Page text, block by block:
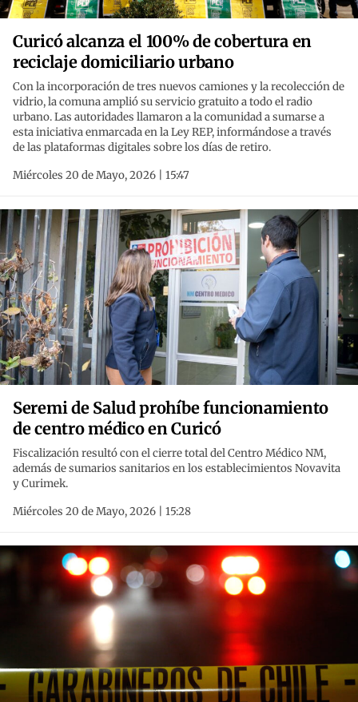
Curicó alcanza el 100% de cobertura en
reciclaje domiciliario urbano
Con la incorporación de tres nuevos camiones y la recolección de
vidrio, la comuna amplió su servicio gratuito a todo el radio
urbano. Las autoridades llamaron a la comunidad a sumarse a
esta iniciativa enmarcada en la Ley REP, informándose a través
de las plataformas digitales sobre los días de retiro.
Miércoles 20 de Mayo, 2026 | 15:47
Seremi de Salud prohíbe funcionamiento
de centro médico en Curicó
Fiscalización resultó con el cierre total del Centro Médico NM,
además de sumarios sanitarios en los establecimientos Novavita
y Curimek.
Miércoles 20 de Mayo, 2026 | 15:28